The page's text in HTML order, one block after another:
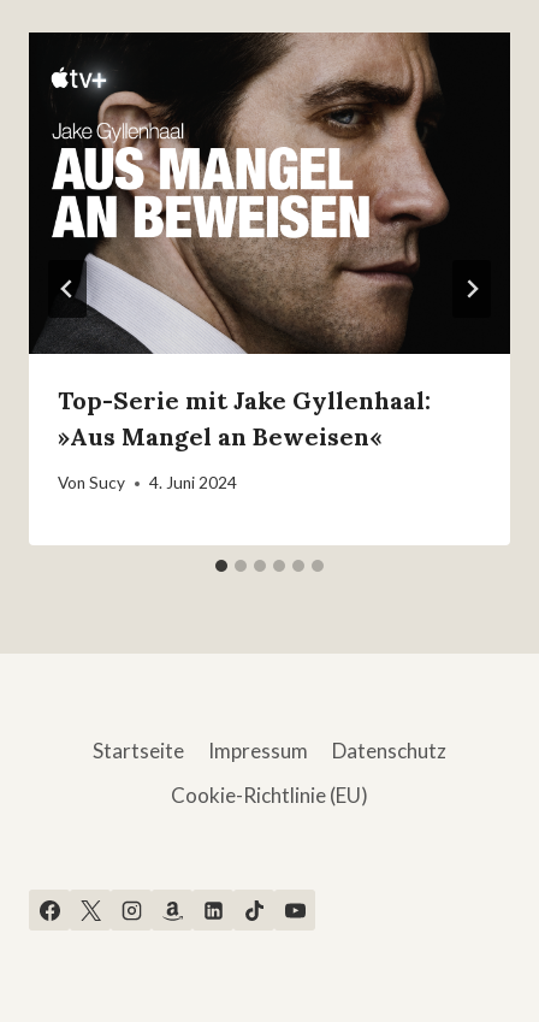
Top-Serie mit Jake Gyllenhaal:
»Aus Mangel an Beweisen«
Von Sucy 4. Juni 2024
Startseite Impressum
Datenschutz
Cookie-Richtlinie (EU)